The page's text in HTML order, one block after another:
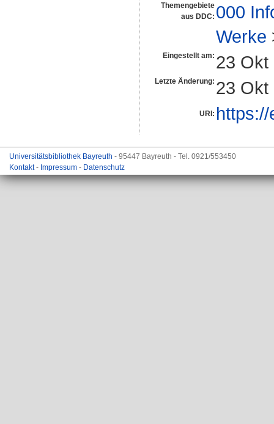
Themengebiete
aus DDC: 000
Werke
Eingestellt am: 23 Okt
Letzte Änderung: 23 Okt
URI:
Universitätsbibliothek Bayreuth - 95447 Bayreuth - Tel. 0921/553450
Kontakt- Impressum - Datenschutz